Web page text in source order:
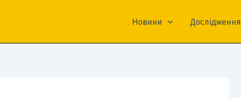
Новини Дослідження